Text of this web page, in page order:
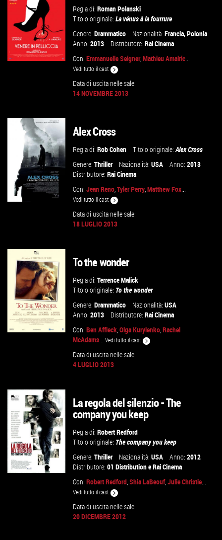
Regia di:Roman Polanski
Titolo originale:La vénus à la fourrure
Genere:Drammatico Nazionalità:Francia,Polonia
Anno:2013 Distributore:Rai Cinema
Con:Emmanuelle Seigner,Mathieu Amalric...
Vedi tutto il cast
Data di uscita nelle sale:
14 NOVEMBRE 2013
VAI ALLA SCHEDA
Alex Cross
Regia di:Rob Cohen Titolo originale:Alex Cross
Genere:Thriller Nazionalità:USA Anno:2013
Distributore:Rai Cinema
Con:Jean Reno,Tyler Perry,Matthew Fox...
Vedi tutto il cast
Data di uscita nelle sale:
18 LUGLIO 2013
To the wonder
Regia di:Terrence Malick
Titolo originale: To the wonder
Genere:Drammatico Nazionalità:USA
Anno:2013 Distributore:Rai Cinema
Con:Ben Affleck,Olga Kurylenko,Rachel
McAdams...Vedi tutto il cast
Data di uscita nelle sale:
4 LUGLIO 2013
La regola del silenzio - The
company you keep
Regia di:Robert Redford
Titolo originale: The company you keep
Genere:Thriller Nazionalità:USA Anno:2012
Distributore:01 DistributioneRai Cinema
Con:Robert Redford,Shia LaBeouf,Julie Christie...
Vedi tutto il cast
Data di uscita nelle sale:
20 DICEMBRE 2012